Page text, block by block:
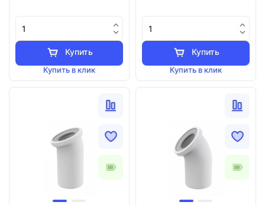
Купить
Купить в клик
Купить
Купить в клик